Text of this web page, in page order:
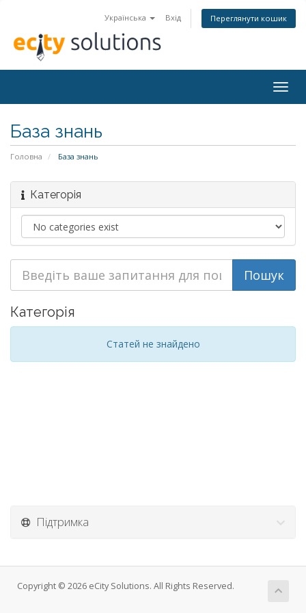
Українська Вхід Переглянути кошик
База знань
Головна База знань
Категорія
Категорія
Статей не знайдено
Підтримка
Copyright © 2026 eCity Solutions. All Rights Reserved.